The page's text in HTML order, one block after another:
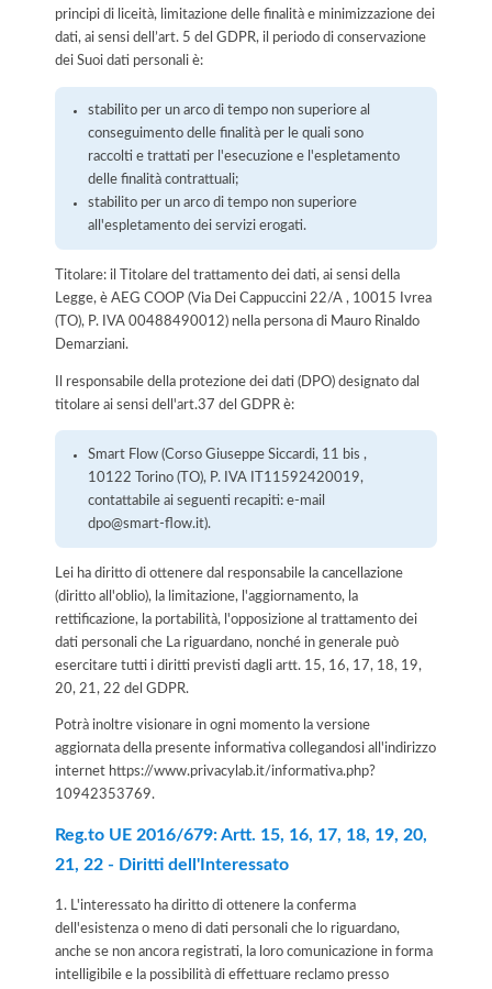
principi di liceità, limitazione delle finalità e minimizzazione dei
dati, ai sensi dell’art. 5 del GDPR, il periodo di conservazione
dei Suoi dati personali è:
stabilito per un arco di tempo non superiore al
conseguimento delle finalità per le quali sono
raccolti e trattati per l'esecuzione e l'espletamento
delle finalità contrattuali;
stabilito per un arco di tempo non superiore
all'espletamento dei servizi erogati.
Titolare: il Titolare del trattamento dei dati, ai sensi della
Legge, è AEG COOP (Via Dei Cappuccini 22/A , 10015 Ivrea
(TO), P. IVA 00488490012) nella persona di Mauro Rinaldo
Demarziani.
Il responsabile della protezione dei dati (DPO) designato dal
titolare ai sensi dell'art.37 del GDPR è:
Smart Flow (Corso Giuseppe Siccardi, 11 bis ,
10122 Torino (TO), P. IVA IT11592420019,
contattabile ai seguenti recapiti: e-mail
dpo@smart-flow.it).
Lei ha diritto di ottenere dal responsabile la cancellazione
(diritto all'oblio), la limitazione, l'aggiornamento, la
rettificazione, la portabilità, l'opposizione al trattamento dei
dati personali che La riguardano, nonché in generale può
esercitare tutti i diritti previsti dagli artt. 15, 16, 17, 18, 19,
20, 21, 22 del GDPR.
Potrà inoltre visionare in ogni momento la versione
aggiornata della presente informativa collegandosi all'indirizzo
internet https://www.privacylab.it/informativa.php?
10942353769.
Reg.to UE 2016/679: Artt. 15, 16, 17, 18, 19, 20,
21, 22 - Diritti dell'Interessato
1. L'interessato ha diritto di ottenere la conferma
dell'esistenza o meno di dati personali che lo riguardano,
anche se non ancora registrati, la loro comunicazione in forma
intelligibile e la possibilità di effettuare reclamo presso